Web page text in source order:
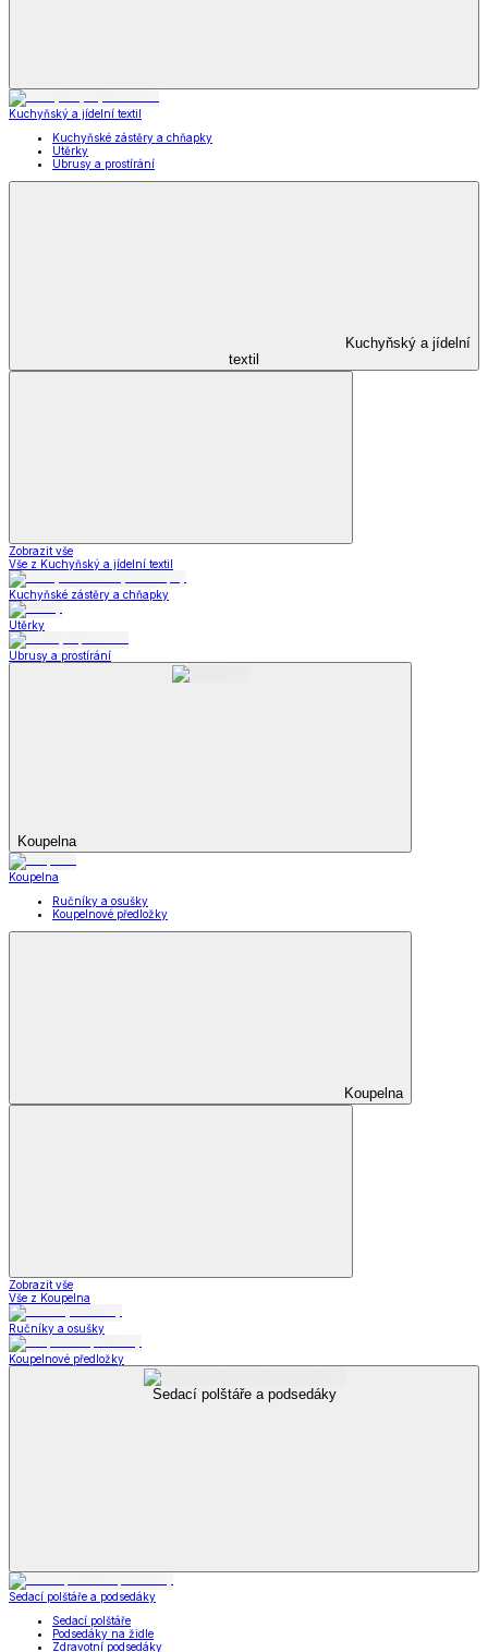
Kuchyňský a jídelní textil
Kuchyňské zástěry a chňapky
Utěrky
Ubrusy a prostírání
Kuchyňský a jídelní
textil
Zobrazit vše
Vše z Kuchyňský a jídelní textil
Kuchyňské zástěry a chňapky
Utěrky
Ubrusy a prostírání
Koupelna
Koupelna
Ručníky a osušky
Koupelnové předložky
Koupelna
Zobrazit vše
Vše z Koupelna
Ručníky a osušky
Koupelnové předložky
Sedací polštáře a podsedáky
Sedací polštáře a podsedáky
Sedací polštáře
Podsedáky na židle
Zdravotní podsedáky